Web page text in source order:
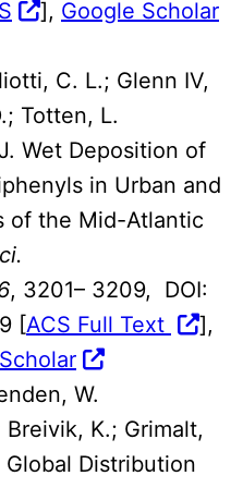
], Google Scholar
C. L.; Glenn IV,
Totten, L.
Wet Deposition of
in Urban and
of the Mid-Atlantic
, 3201– 3209, DOI:
[ACS Full Text
],
W.
K.; Grimalt,
Distribution